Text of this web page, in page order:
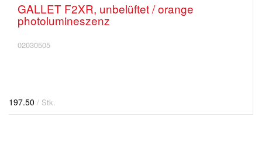
GALLET F2XR, unbelüftet / orange
photolumineszenz
02030505
197.50 / Stk.